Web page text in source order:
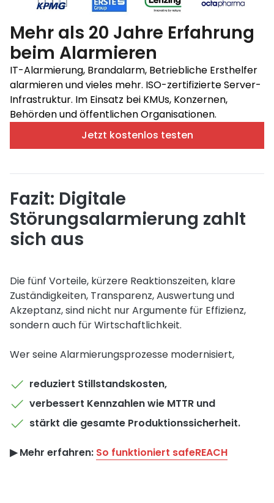
Mehr als 20 Jahre Erfahrung
beim Alarmieren
IT-Alarmierung, Brandalarm, Betriebliche Ersthelfer
alarmieren und vieles mehr. ISO-zertifizierte Server-
Infrastruktur. Im Einsatz bei KMUs, Konzernen,
Behörden und öffentlichen Organisationen.
Jetzt kostenlos testen
Fazit: Digitale
Störungsalarmierung zahlt
sich aus
Die fünf Vorteile, kürzere Reaktionszeiten, klare
Zuständigkeiten, Transparenz, Auswertung und
Akzeptanz, sind nicht nur Argumente für Effizienz,
sondern auch für Wirtschaftlichkeit.
Wer seine Alarmierungsprozesse modernisiert,
reduziert Stillstandskosten,
verbessert Kennzahlen wie MTTR und
stärkt die gesamte Produktionssicherheit.
▶︎ Mehr erfahren: So funktioniert safeREACH